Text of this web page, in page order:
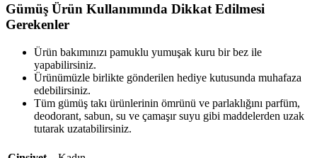
Gümüş Ürün Kullanımında Dikkat Edilmesi
Gerekenler
Ürün bakımınızı pamuklu yumuşak kuru bir bez ile
yapabilirsiniz.
Ürünümüzle birlikte gönderilen hediye kutusunda muhafaza
edebilirsiniz.
Tüm gümüş takı ürünlerinin ömrünü ve parlaklığını parfüm,
deodorant, sabun, su ve çamaşır suyu gibi maddelerden uzak
tutarak uzatabilirsiniz.